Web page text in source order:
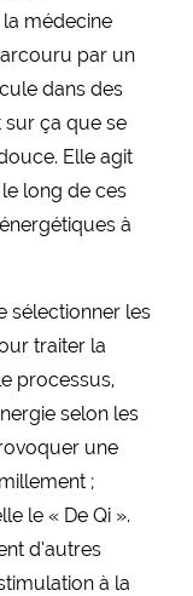
médecine
par un
dans des
sur ça que se
Elle agit
long de ces
à
sélectionner les
traiter la
processus,
selon les
une
;
le « De Qi ».
d’autres
à la